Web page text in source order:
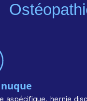
aspécifique, hernie